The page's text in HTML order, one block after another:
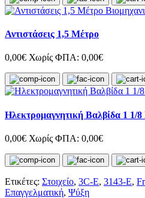
Αντιστάσεις 1,5 Μέτρο
0,00€ Χωρίς ΦΠΑ: 0,00€
Ηλεκτρομαγνητική Βαλβίδα 1 1/
0,00€ Χωρίς ΦΠΑ: 0,00€
Ετικέτες: Στοιχείο, 3C-Ε, 3143-E,
Επαγγελματική, Ψύξη